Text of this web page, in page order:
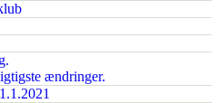
ændringer.